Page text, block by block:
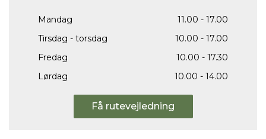
Mandag
11.00 - 17.00
Tirsdag - torsdag
10.00 - 17.00
Fredag
10.00 - 17.30
Lørdag
10.00 - 14.00
Få rutevejledning